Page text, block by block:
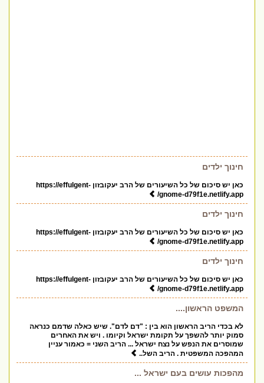
חינוך ילדים
כאן יש סיכום של כל השיעורים של הרב יעקובזון https://effulgent-
gnome-d79f1e.netlify.app/
חינוך ילדים
כאן יש סיכום של כל השיעורים של הרב יעקובזון https://effulgent-
gnome-d79f1e.netlify.app/
חינוך ילדים
כאן יש סיכום של כל השיעורים של הרב יעקובזון https://effulgent-
gnome-d79f1e.netlify.app/
המשפט הראשון....
לא בכדי הריב הראשון הוא בין : "דם לדם". שיש כאלה שדמם כנראה
סמוק יותר להשפך על תקומת ישראל וקיומו . ויש את האחרים
שמוסרים את הנפש על נצח ישראל ... הריב השני = כאמור עניין
המהפכה המשפטית . הריב השל..
מהפכות עושים בעם ישראל ...